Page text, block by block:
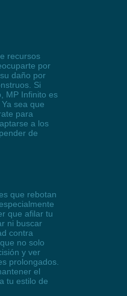
recursos
por
daño por
Si
MP Infinito es
sea que
para
a los
de
que rebotan
que afilar tu
ni buscar
contra
no solo
y ver
prolongados.
el
tu estilo de